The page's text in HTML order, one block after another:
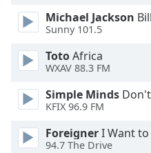
window.
Text
Opacity
Michael Jackson
Sunny 101.5
TotoAfrica
WXAV 88.3 FM
Simple Minds
KFIX 96.9 FM
ForeignerI Want to
94.7 The Drive